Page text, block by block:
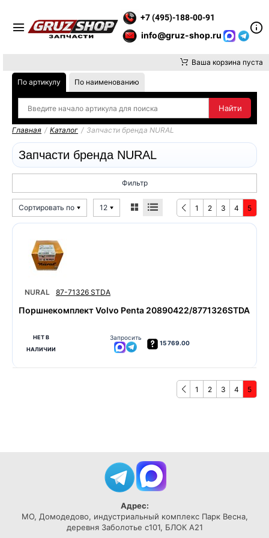
+7 (495)-188-00-91
info@gruz-shop.ru
Ваша корзина пуста
По артикулу По наименованию
Главная / Каталог / Запчасти бренда NURAL
Запчасти бренда NURAL
Фильтр
Сортировать по 12 1 2 3 4 5
NURAL 87-71326 STDA
Поршнекомплект Volvo Penta 20890422/8771326STDA
НЕТ В
НАЛИЧИИ
Запросить
15 769.00
1 2 3 4 5
Адрес:
МО, Домодедово, индустриальный комплекс Парк Весна,
деревня Заболотье с101, БЛОК А21